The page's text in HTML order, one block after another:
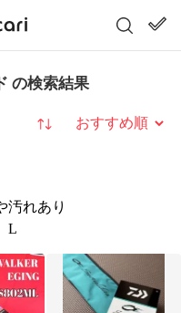
の検索結果
並び替え
汚れあり
L